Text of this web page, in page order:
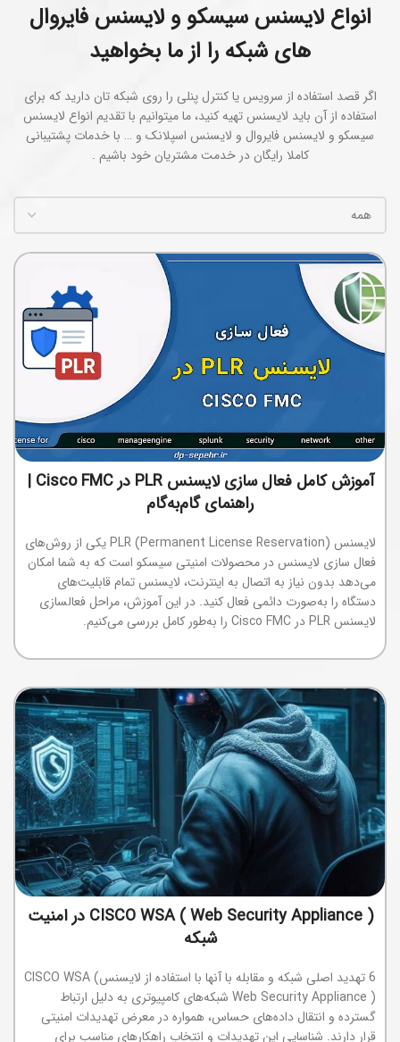
انواع لایسنس سیسکو و لایسنس فایروال
های شبکه را از ما بخواهید
اگر قصد استفاده از سرویس یا کنترل پنلی را روی شبکه تان دارید که برای
استفاده از آن باید لایسنس‌ تهیه کنید، ما میتوانیم با تقدیم انواع لایسنس
سیسکو و لایسنس فایروال و لایسنس اسپلانک و … با خدمات پشتیبانی
کاملا رایگان در خدمت مشتریان خود باشیم .
آموزش کامل فعال سازی لایسنس PLR در Cisco FMC |
راهنمای گام‌به‌گام
لایسنس PLR (Permanent License Reservation) یکی از روش‌های
فعال سازی لایسنس در محصولات امنیتی سیسکو است که به شما امکان
می‌دهد بدون نیاز به اتصال به اینترنت، لایسنس تمام قابلیت‌های
دستگاه را به‌صورت دائمی فعال کنید. در این آموزش، مراحل فعالسازی
لایسنس PLR در Cisco FMC را به‌طور کامل بررسی می‌کنیم.
CISCO WSA ( Web Security Appliance ) در امنیت
شبکه
6 تهدید اصلی شبکه و مقابله با آنها با استفاده از لایسنسCISCO WSA (
Web Security Appliance ) شبکه‌های کامپیوتری به دلیل ارتباط
گسترده و انتقال داده‌های حساس، همواره در معرض تهدیدات امنیتی
قرار دارند. شناسایی این تهدیدات و انتخاب راهکارهای مناسب برای